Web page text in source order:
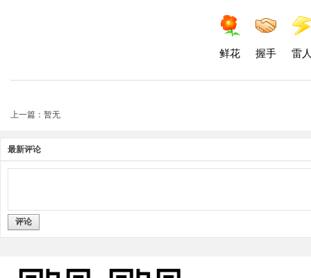
鲜花 握手 雷
上一篇：暂无
最新评论
评论